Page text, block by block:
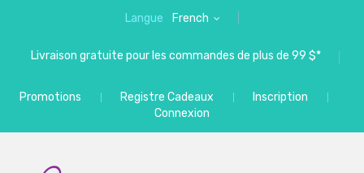
Langue French
Livraison gratuite pour les commandes de plus de 99 $*
Promotions Registre Cadeaux
Inscription
Connexion